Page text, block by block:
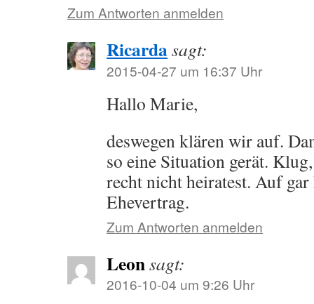
Zum Antworten anmelden
Ricardasagt:
2015-04-27 um 16:37 Uhr
Hallo Marie,
deswegen klären wir auf.
so eine Situation gerät.
recht nicht heiratest. Auf
Ehevertrag.
Zum Antworten anmelden
Leonsagt:
2016-10-04 um 9:26 Uhr